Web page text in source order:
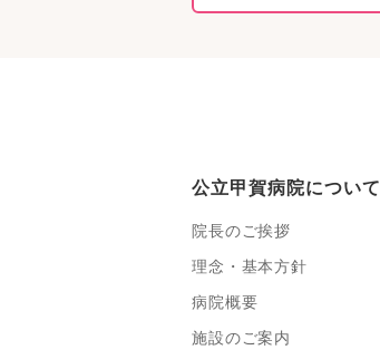
公立甲賀病院について
院長のご挨拶
理念・基本方針
病院概要
施設のご案内